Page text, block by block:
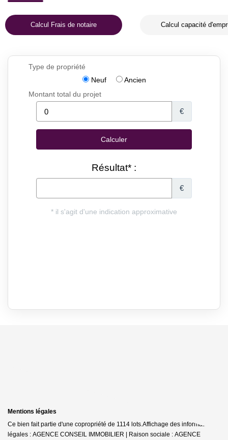
Calcul Frais de notaire Calcul capacité
Mentions légales
Ce bien fait partie d'une copropriété de 1114 lots.Affichage des informations
légales : AGENCE CONSEIL IMMOBILIER | Raison sociale : AGENCE